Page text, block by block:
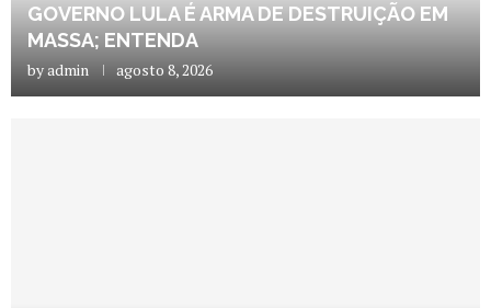
GOVERNO LULA É ARMA DE DESTRUIÇÃO EM
MASSA; ENTENDA
byadmin agosto 8, 2026